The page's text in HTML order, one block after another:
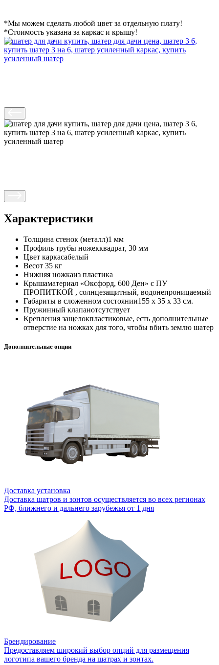
*Мы можем сделать любой цвет за отдельную плату!
*Cтоимость указана за каркас и крышу!
Характеристики
Толщина стенок (металл)1 мм
Профиль трубы ножекквадрат, 30 мм
Цвет каркасабелый
Весот 35 кг
Нижняя ножкаиз пластика
Крышаматериал «Оксфорд, 600 Ден» с ПУ
ПРОПИТКОЙ , солнцезащитный, водонепроницаемый
Габариты в сложенном состоянии155 х 35 х 33 см.
Пружинный клапанотсутствует
Крепления защелокпластиковые, есть дополнительные
отверстие на ножках для того, чтобы вбить землю шатер
Дополнительные опции
Доставка установка
Доставка шатров и зонтов осуществляется во всех регионах
РФ, ближнего и дальнего зарубежья от 1 дня
Брендирование
Предоставляем широкий выбор опций для размещения
логотипа вашего бренда на шатрах и зонтах.